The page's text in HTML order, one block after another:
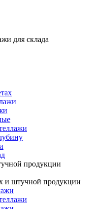
для склада
продукции
и штучной продукции